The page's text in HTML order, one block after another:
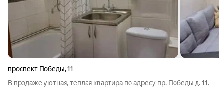
проспект Победы,11
В продаже уютная, теплая квартира по адресу пр. Победы д. 11.